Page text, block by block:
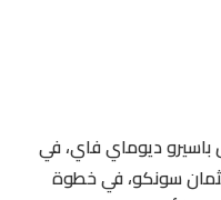
باسيرو ديوماي فاي، في
عثمان سونكو، في خطوة